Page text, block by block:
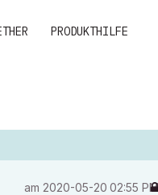
PRODUKTHILFE
am ‎2020-05-20 02:55 PM